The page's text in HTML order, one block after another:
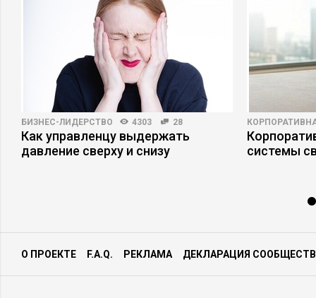
БИЗНЕС-ЛИДЕРСТВО 4303 28
Как управленцу выдержать
давление сверху и снизу
системы
О ПРОЕКТЕ F.A.Q. РЕКЛАМА ДЕКЛАРАЦИЯ